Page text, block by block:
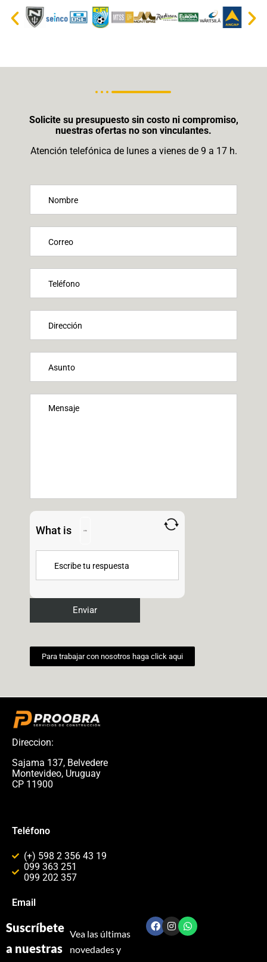
Solicite su presupuesto sin costo ni compromiso,
nuestras ofertas no son vinculantes.
Atención telefónica de lunes a vienes de 9 a 17 h.
What is
Para trabajar con nosotros haga click aqui
Direccion:
Sajama 137, Belvedere
Montevideo, Uruguay
CP 11900
Teléfono
(+) 598 2 356 43 19
099 363 251
099 202 357
Email
Suscríbete
a nuestras
Vea las últimas
novedades y